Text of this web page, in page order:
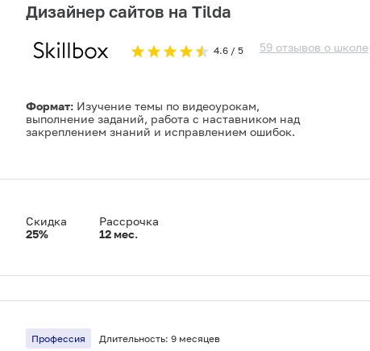
Дизайнер сайтов на Tilda
4.6 / 5 59 отзывов о школе
Формат: Изучение темы по видеоурокам,
выполнение заданий, работа с наставником над
закреплением знаний и исправлением ошибок.
Скидка
25%
Рассрочка
12мес.
Профессия Длительность: 9 месяцев